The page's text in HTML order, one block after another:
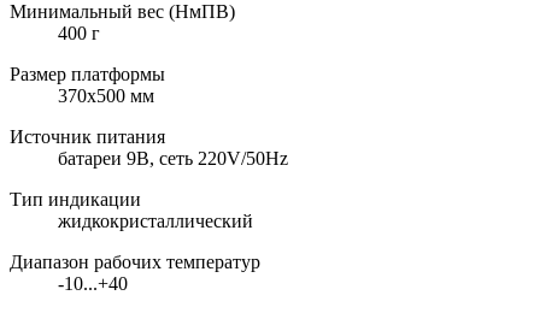
Минимальный вес (НмПВ)
400 г
Размер платформы
370х500 мм
Источник питания
батареи 9В, сеть 220V/50Hz
Тип индикации
жидкокристаллический
Диапазон рабочих температур
-10...+40